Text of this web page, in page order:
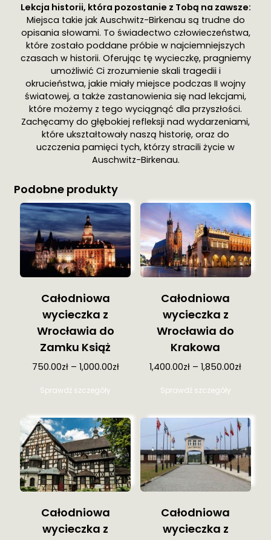
Lekcja historii, która pozostanie z Tobą na zawsze:
Miejsca takie jak Auschwitz-Birkenau są trudne do
opisania słowami. To świadectwo człowieczeństwa,
które zostało poddane próbie w najciemniejszych
czasach w historii. Oferując tę wycieczkę, pragniemy
umożliwić Ci zrozumienie skali tragedii i
okrucieństwa, jakie miały miejsce podczas II wojny
światowej, a także zastanowienia się nad lekcjami,
które możemy z tego wyciągnąć dla przyszłości.
Zachęcamy do głębokiej refleksji nad wydarzeniami,
które ukształtowały naszą historię, oraz do
uczczenia pamięci tych, którzy stracili życie w
Auschwitz-Birkenau.
Podobne produkty
Całodniowa
wycieczka z
Wrocławia do
Zamku Książ
750.00zł– 1,000.00zł
Sprawdź szczegóły
wiele
wariantów.
Opcje
można
wybrać
na
stronie
produktu
Całodniowa
wycieczka z
Wrocławia do
Krakowa
1,400.00zł –1,850.00zł
Sprawdź szczegółyprodukt
wiele
wariantów.
Opcje
można
wybrać
na
stronie
produktu
Całodniowa
wycieczka z
Całodniowa
wycieczka z